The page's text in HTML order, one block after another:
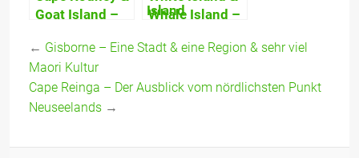
Goat Island –
Tauch- und
Schnorchelplatz
in der Nähe
von Auckland!
Whale Island –
Rundflug zu
aktiven Vulkan
← Gisborne – Eine Stadt & eine Region & sehr viel
Maori Kultur
Cape Reinga – Der Ausblick vom nördlichsten Punkt
Neuseelands →